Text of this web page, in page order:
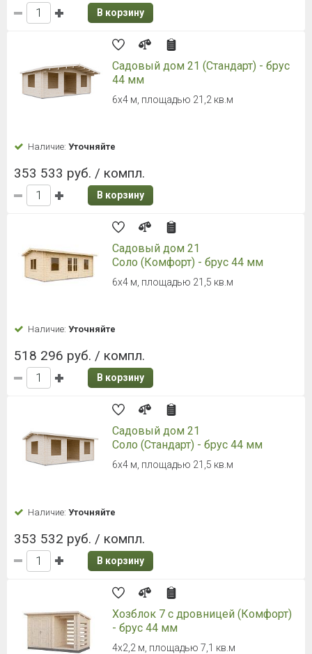
В корзину
Садовый дом 21 (Стандарт) - брус
44 мм
6х4 м, площадью 21,2 кв.м
Наличие: Уточняйте
353 533 руб. / компл.
В корзину
Садовый дом 21
Соло (Комфорт) - брус 44 мм
6х4 м, площадью 21,5 кв.м
Наличие: Уточняйте
518 296 руб. / компл.
В корзину
Садовый дом 21
Соло (Стандарт) - брус 44 мм
6х4 м, площадью 21,5 кв.м
Наличие: Уточняйте
353 532 руб. / компл.
В корзину
Хозблок 7 с дровницей (Комфорт)
- брус 44 мм
4х2,2 м, площадью 7,1 кв.м